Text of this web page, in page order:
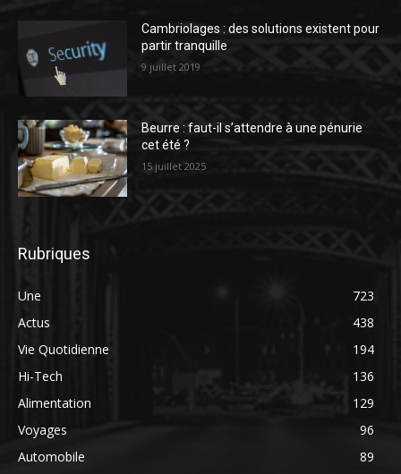
Cambriolages : des solutions existent pour
partir tranquille
9 juillet 2019
Beurre : faut-il s’attendre à une pénurie
cet été ?
15 juillet 2025
Rubriques
Une
723
Actus
438
Vie Quotidienne
194
Hi-Tech
136
Alimentation
129
Voyages
96
Automobile
89